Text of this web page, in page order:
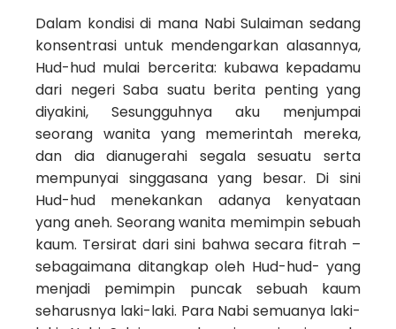
Dalam kondisi di mana Nabi Sulaiman sedang
konsentrasi untuk mendengarkan alasannya,
Hud-hud mulai bercerita: kubawa kepadamu
dari negeri Saba suatu berita penting yang
diyakini, Sesungguhnya aku menjumpai
seorang wanita yang memerintah mereka,
dan dia dianugerahi segala sesuatu serta
mempunyai singgasana yang besar. Di sini
Hud-hud menekankan adanya kenyataan
yang aneh. Seorang wanita memimpin sebuah
kaum. Tersirat dari sini bahwa secara fitrah –
sebagaimana ditangkap oleh Hud-hud- yang
menjadi pemimpin puncak sebuah kaum
seharusnya laki-laki. Para Nabi semuanya laki-